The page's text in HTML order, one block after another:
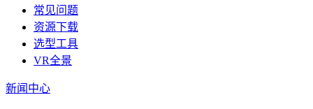
常见问题
资源下载
选型工具
VR全景
新闻中心